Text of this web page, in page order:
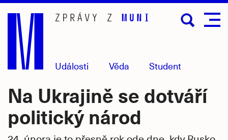
Přejít
hlavní
obsah
Události Věda Student
Na Ukrajině se dotváří
politický národ